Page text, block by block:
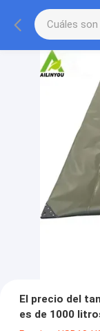
El precio del
es de 1000